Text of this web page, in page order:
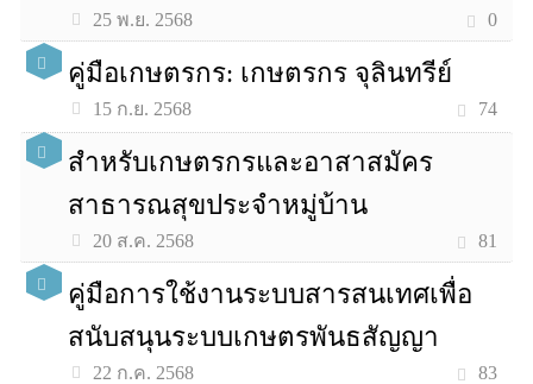
25 พ.ย. 2568 0
คู่มือเกษตรกร: เกษตรกร จุลินทรีย์
15 ก.ย. 2568 74
สำหรับเกษตรกรและอาสาสมัคร
สาธารณสุขประจำหมู่บ้าน
20 ส.ค. 2568 81
คู่มือการใช้งานระบบสารสนเทศเพื่อ
สนับสนุนระบบเกษตรพันธสัญญา
22 ก.ค. 2568 83